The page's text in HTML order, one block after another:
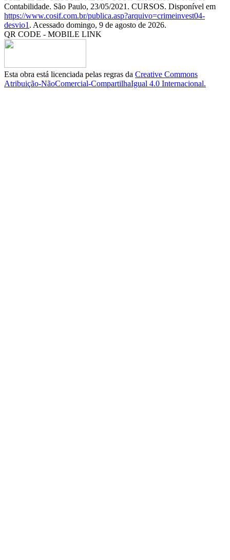
Contabilidade. São Paulo, 23/05/2021. CURSOS. Disponível em
https://www.cosif.com.br/publica.asp?arquivo=crimeinvest04-
desvio1 . Acessado domingo, 9 de agosto de 2026.
QR CODE - MOBILE LINK
Esta obra está licenciada pelas regras da Creative Commons
Atribuição-NãoComercial-CompartilhaIgual 4.0 Internacional.